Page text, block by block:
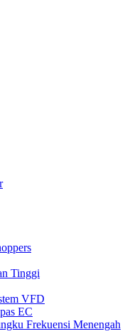
Tinggi
VFD
EC
Frekuensi Menengah